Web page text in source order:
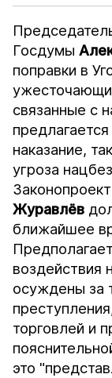
Госдумы
поправки в
связанные с
наказание,
угроза
Журавлёв
ближайшее
воздействия
осуждены за
торговлей и
это